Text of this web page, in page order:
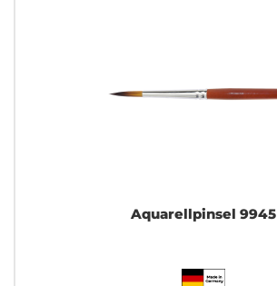
Aquarellpinsel 9945